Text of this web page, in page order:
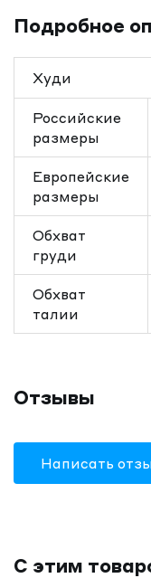
Подробное
Худи
Российские
размеры
Европейские
размеры
Обхват
груди
Обхват
талии
Отзывы
Написать
С этим